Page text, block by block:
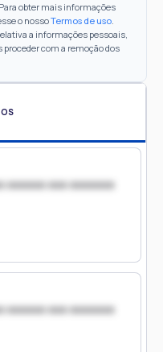
obter mais informações
o nossoTermos de uso.
a informações pessoais,
proceder com a remoção dos
xxxxxx xxx xxxxxxx
xxxxxx xxx xxxxxxx